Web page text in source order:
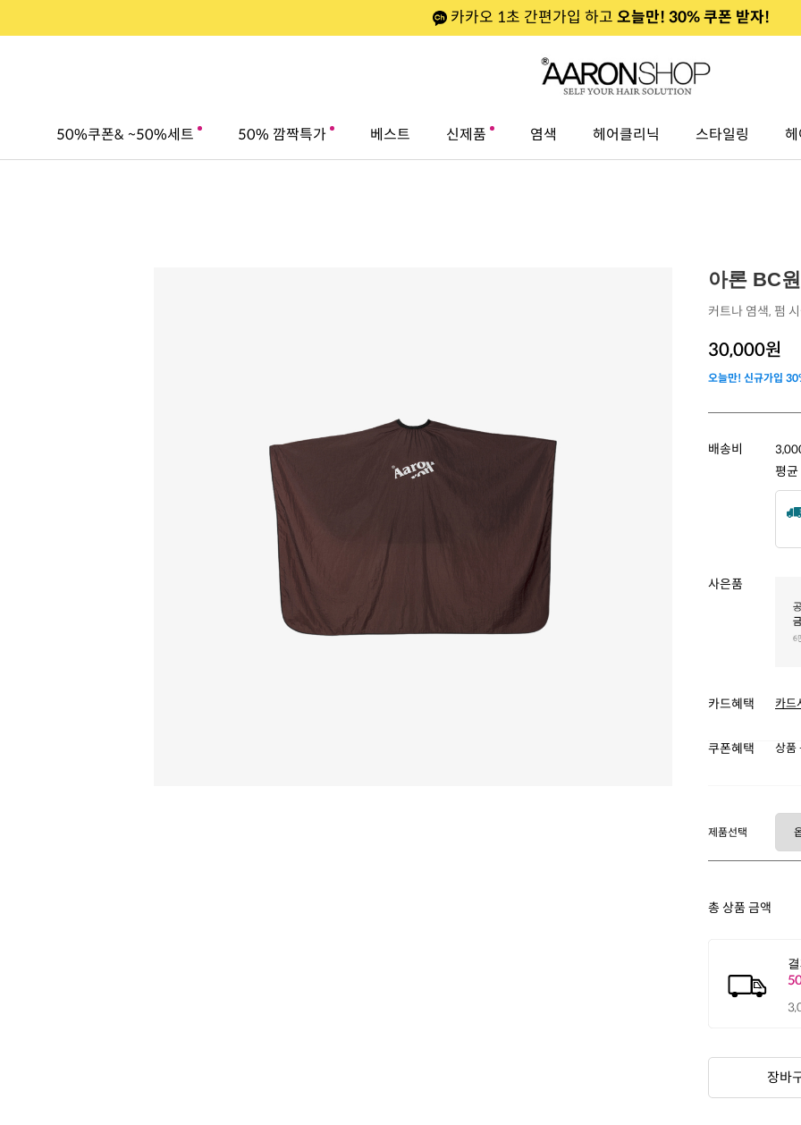
카카오 1초 간편가입 하고 오늘만! 30% 쿠폰 받자!
50%쿠폰& ~50%세트 50% 깜짝특가 베스트 신제품 염색 헤어클리닉 스타일링
아론 BC
커트나 염색, 펌
30,000원
오늘만! 신규가입
배송비
평균
사은품
카드혜택 카드
쿠폰혜택 상품
제품선택
총 상품 금액
장바